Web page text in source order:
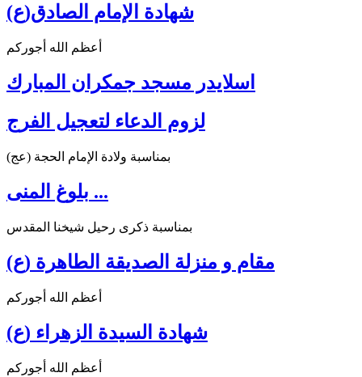
شهادة الإمام الصادق(ع)
أعظم الله أجوركم
اسلايدر مسجد جمكران المبارك
لزوم الدعاء لتعجيل الفرج
بمناسبة ولادة الإمام الحجة (عج)
بلوغ المنى ...
بمناسبة ذكرى رحيل شيخنا المقدس
مقام و منزلة الصديقة الطاهرة (ع)
أعظم الله أجوركم
شهادة السيدة الزهراء (ع)
أعظم الله أجوركم